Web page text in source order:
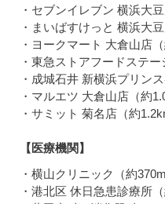
・セブンイレブン 横浜大
・まいばすけっと 横浜大
・ヨークマート 大倉山店（
・東急ストアフードステ
・成城石井 新横浜プリン
・マルエツ 大倉山店（約
・サミット 菊名店（約
【医療機関】
・横山クリニック（約370m
・港北区 休日急患診療所（